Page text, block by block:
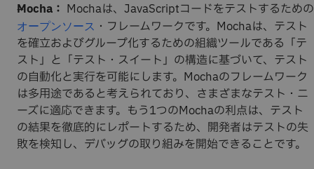
Mocha： Mochaは、JavaScriptコードをテストするための
オープンソース ・フレームワークです。Mochaは、テスト
を確立およびグループ化するための組織ツールである「テ
スト」と「テスト・スイート」の構造に基づいて、テスト
の自動化と実行を可能にします。Mochaのフレームワーク
は多用途であると考えられており、さまざまなテスト・ニ
ーズに適応できます。もう1つのMochaの利点は、テスト
の結果を徹底的にレポートするため、開発者はテストの失
敗を検知し、デバッグの取り組みを開始できることです。